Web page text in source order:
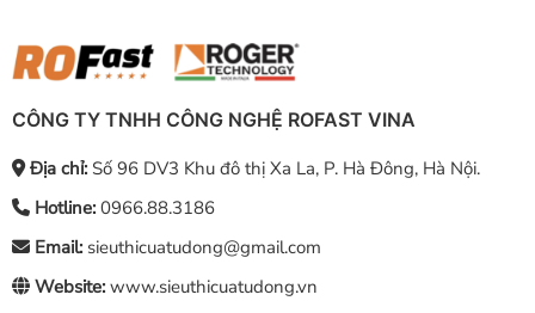
CÔNG TY TNHH CÔNG NGHỆ ROFAST VINA
Địa chỉ:Số 96 DV3 Khu đô thị Xa La, P. Hà Đông, Hà Nội.
Hotline:0966.88.3186
Email: sieuthicuatudong@gmail.com
Website:www.sieuthicuatudong.vn